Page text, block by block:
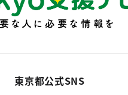
東京都公式SNS